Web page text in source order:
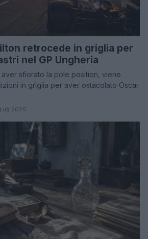
retrocede in griglia per
nel GP Ungheria
sfiorato la pole position, viene
in griglia per aver ostacolato Oscar
2026